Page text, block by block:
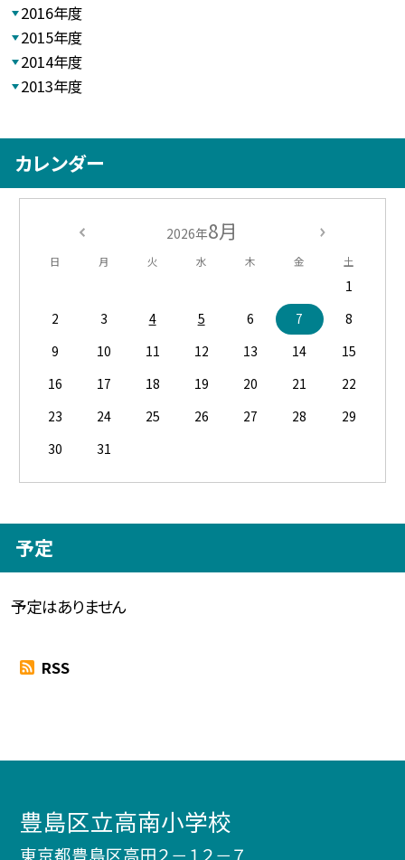
2016年度
2015年度
2014年度
2013年度
カレンダー
2026年8月
日 月 火 水 木 金 土
1
2
3 4 5 6 7
8
9
10 11 12 13 14
15
16
17 18 19 20 21
22
23
24 25 26 27 28
29
30
31
予定
予定はありません
RSS
豊島区立高南小学校
東京都豊島区高田２－１２－７